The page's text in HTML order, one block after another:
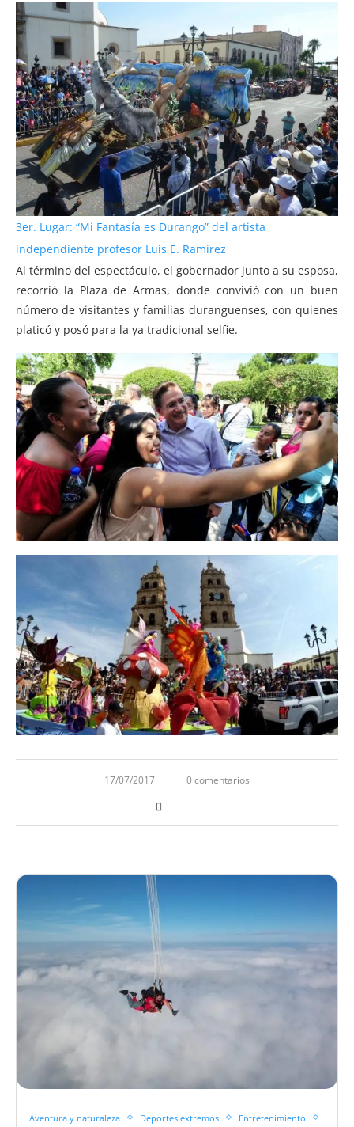
3er. Lugar: “Mi Fantasía es Durango” del artista
independiente profesor Luis E. Ramírez
Al término del espectáculo, el gobernador junto a su esposa,
recorrió la Plaza de Armas, donde convivió con un buen
número de visitantes y familias duranguenses, con quienes
platicó y posó para la ya tradicional selfie.
17/07/2017 0 comentarios
Aventura y naturaleza Deportes extremos
Entretenimiento